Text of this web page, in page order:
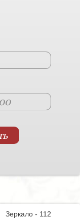
Зеркало - 112